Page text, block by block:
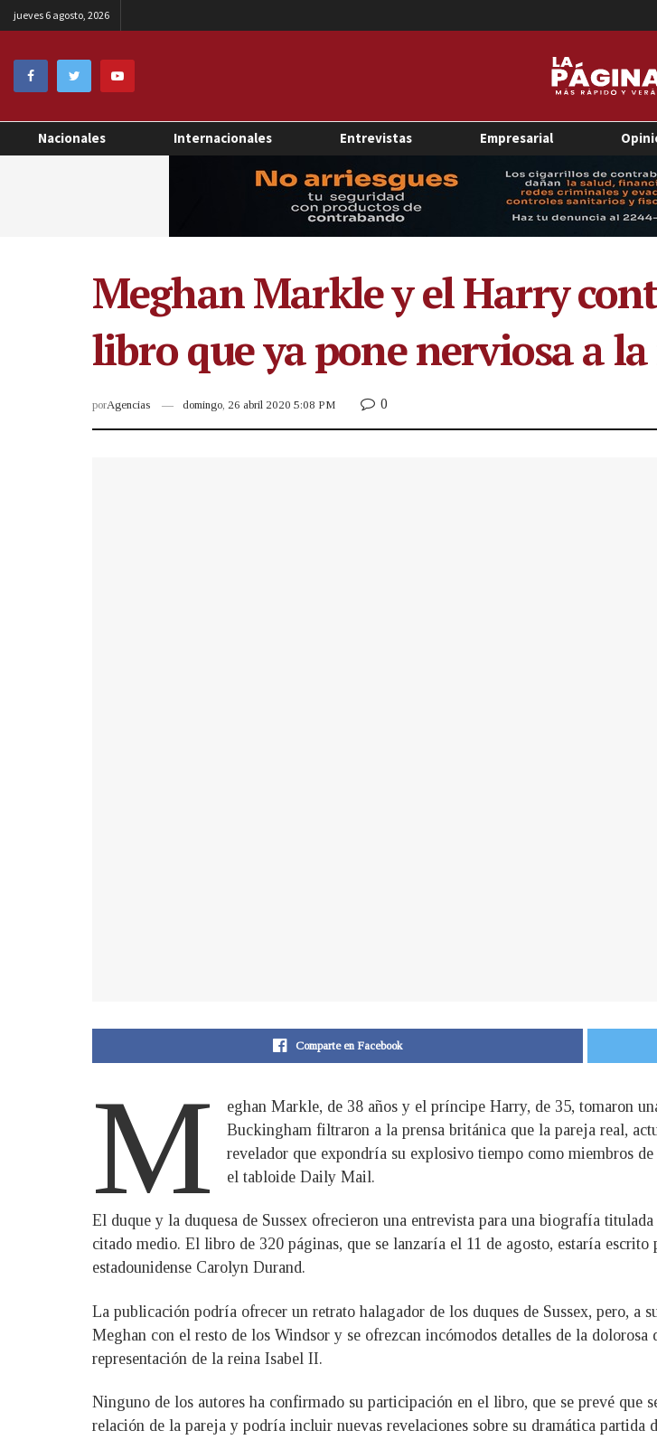
jueves 6 agosto, 2026
Nacionales Internacionales Entrevistas Empresarial
Meghan Markle y el Harry
libro que ya pone nerviosa a
porAgencias domingo, 26 abril 2020 5:08 PM 0
Comparte en Facebook
M
eghan Markle, de 38 años y el príncipe Harry, de 35, tomaron
Buckingham filtraron a la prensa británica que la pareja real,
revelador que expondría su explosivo tiempo como miembros
el tabloide Daily Mail.
El duque y la duquesa de Sussex ofrecieron una entrevista para una biografía
citado medio. El libro de 320 páginas, que se lanzaría el 11 de agosto, estaría
estadounidense Carolyn Durand.
La publicación podría ofrecer un retrato halagador de los duques de Sussex, pero, a
Meghan con el resto de los Windsor y se ofrezcan incómodos detalles de la
representación de la reina Isabel II.
Ninguno de los autores ha confirmado su participación en el libro, que se prevé que
relación de la pareja y podría incluir nuevas revelaciones sobre su dramática partida